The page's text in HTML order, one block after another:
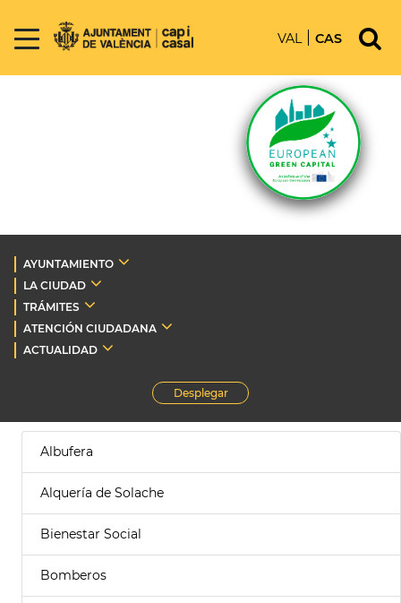
VAL CAS
AYUNTAMIENTO
LA CIUDAD
TRÁMITES
ATENCIÓN CIUDADANA
ACTUALIDAD
Desplegar
Albufera
Alquería de Solache
Bienestar Social
Bomberos